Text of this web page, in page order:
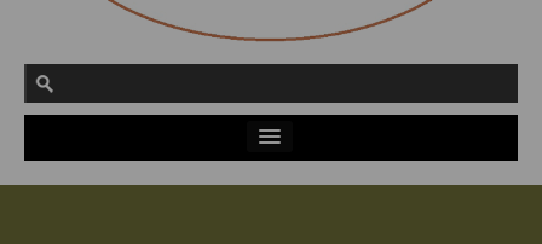
Actualidad y recomendaciones